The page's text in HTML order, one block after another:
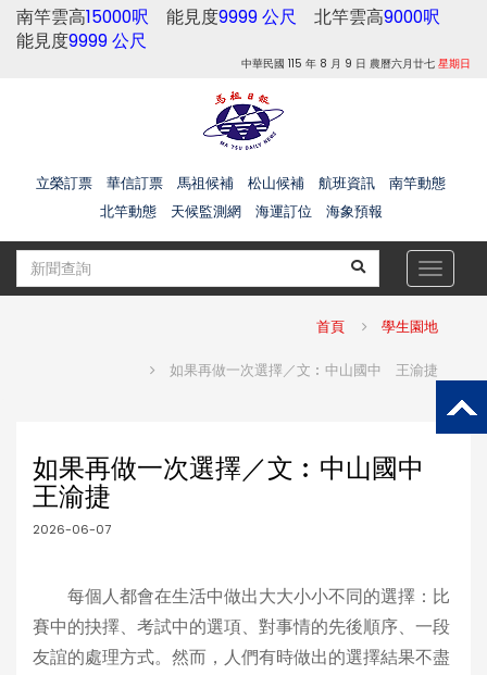
南竿雲高15000呎 能見度9999 公尺 北竿雲高9000呎
能見度9999 公尺
中華民國 115 年 8 月 9 日 農曆六月廿七 星期日
立榮訂票 華信訂票 馬祖候補 松山候補 航班資訊
南竿動態
北竿動態
天候監測網 海運訂位 海象預報
Toggle
首頁 學生園地
如果再做一次選擇／文︰中山國中 王渝捷
如果再做一次選擇／文︰中山國中
王渝捷
2026-06-07
每個人都會在生活中做出大大小小不同的選擇：比
賽中的抉擇、考試中的選項、對事情的先後順序、一段
友誼的處理方式。然而，人們有時做出的選擇結果不盡